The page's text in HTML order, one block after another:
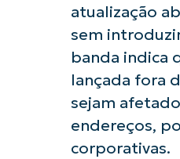
atualização
sem
banda indica
lançada fora
sejam
endereços,
corporativas.